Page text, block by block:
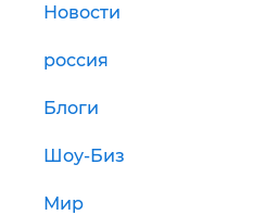
Новости
россия
Блоги
Шоу-Биз
Мир